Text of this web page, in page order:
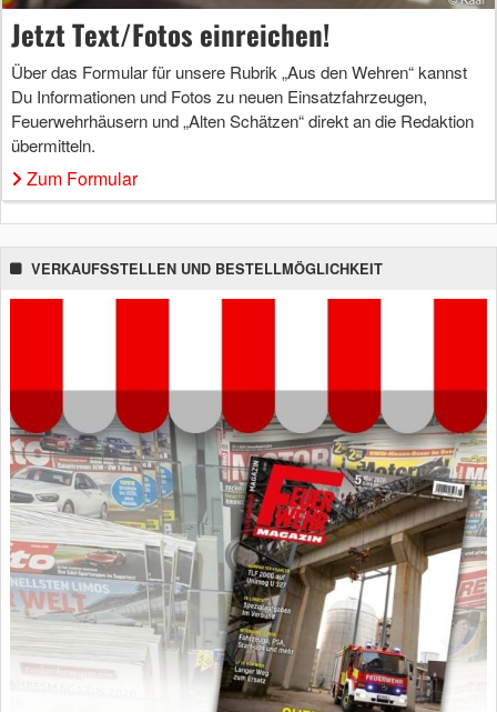
Jetzt Text/Fotos einreichen!
Über das Formular für unsere Rubrik „Aus den Wehren“ kannst
Du Informationen und Fotos zu neuen Einsatzfahrzeugen,
Feuerwehrhäusern und „Alten Schätzen“ direkt an die Redaktion
übermitteln.
Zum Formular
VERKAUFSSTELLEN UND BESTELLMÖGLICHKEIT